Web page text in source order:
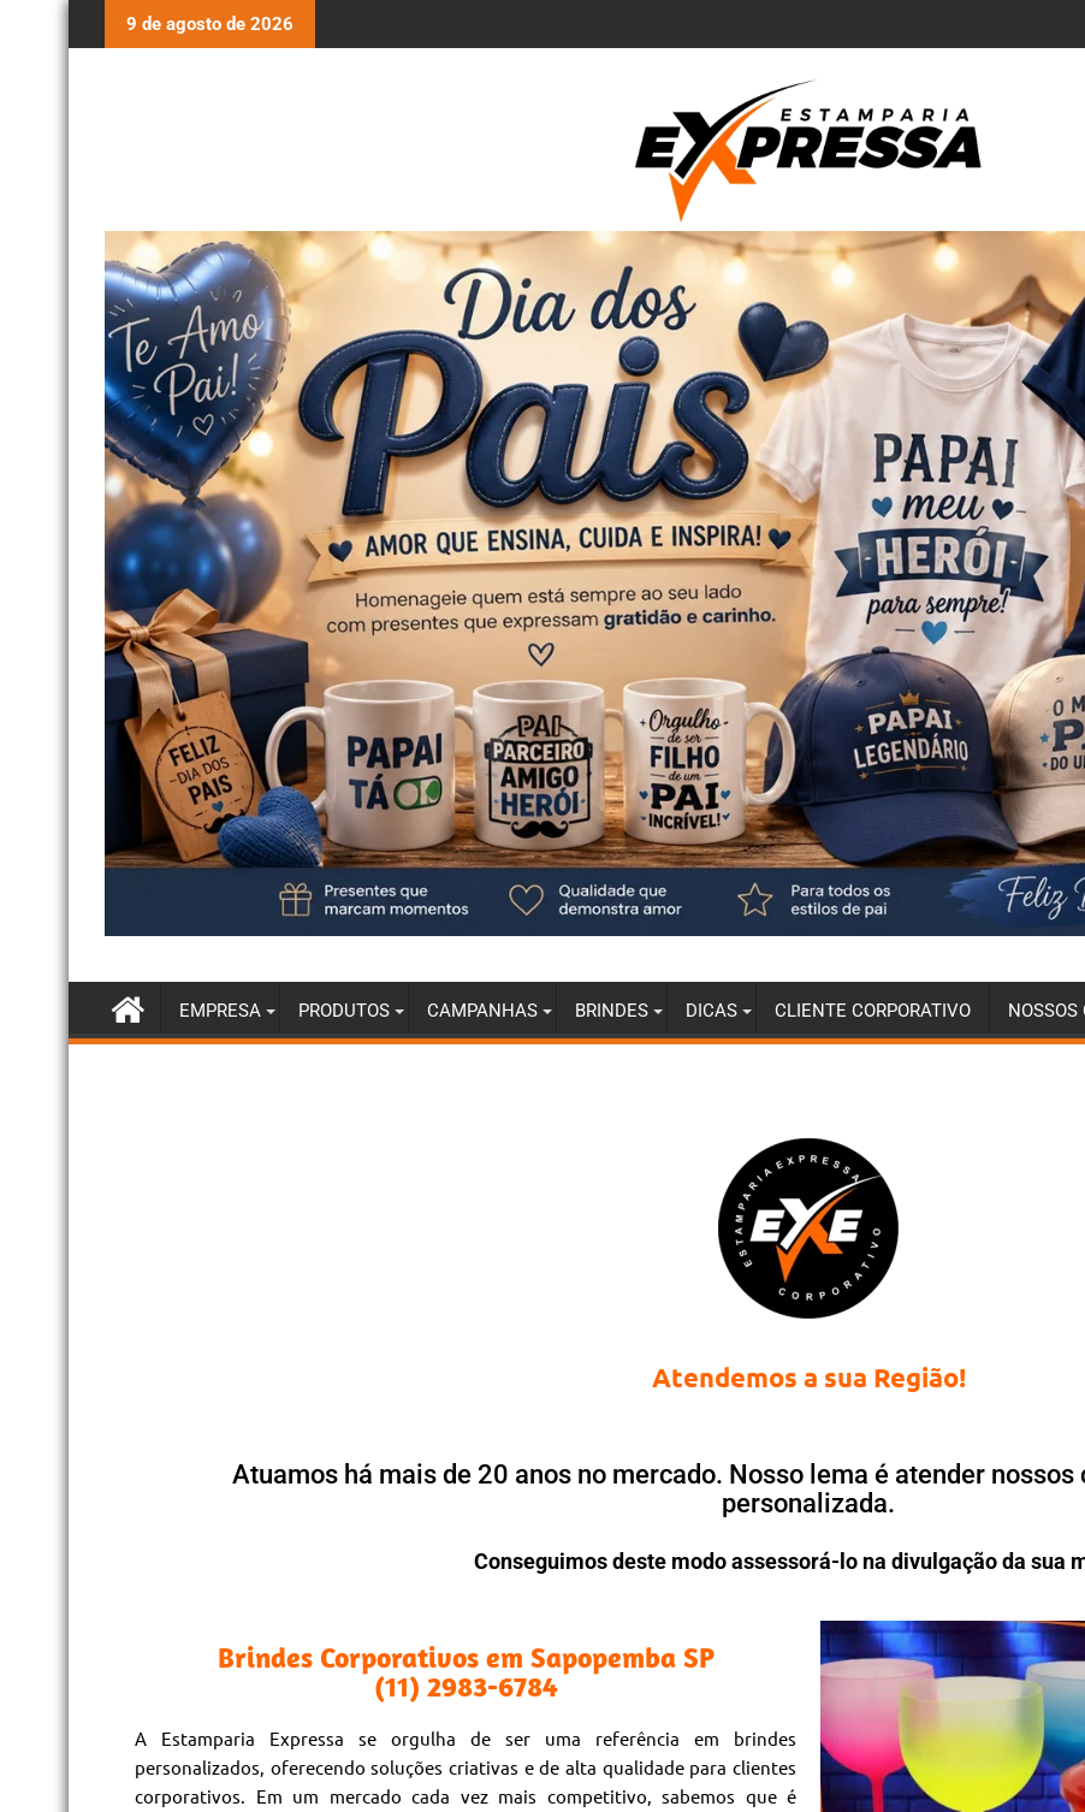
9 de agosto de 2026
EMPRESA PRODUTOS CAMPANHAS BRINDES DICAS CLIENTE CORPORATIVO NOSSOS
Atendemos a sua Região!
Atuamos há mais de 20 anos no mercado. Nosso lema é atender
personalizada.
Conseguimos deste modo assessorá-lo na divulgação da sua
Brindes Corporativos em Sapopemba SP
(11) 2983-6784
A Estamparia Expressa se orgulha de ser uma referência em brindes
personalizados, oferecendo soluções criativas e de alta qualidade para clientes
corporativos. Em um mercado cada vez mais competitivo, sabemos que é